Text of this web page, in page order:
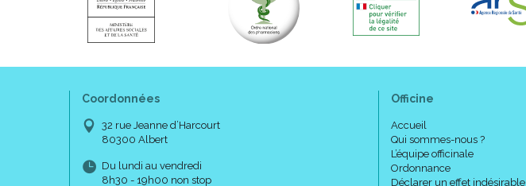
Coordonnées
32 rue Jeanne d’Harcourt
80300 Albert
Du lundi au vendredi
8h30 - 19h00 non stop
Officine
Accueil
Qui sommes-nous ?
L’équipe officinale
Ordonnance
Déclarer un effet indésirable